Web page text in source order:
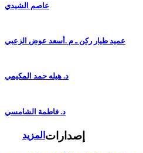
عاصم الشيدي
عميد طيار ركن ـ م .أسعد عوض الزعبي
د. هيله حمد المكيمي
د. فاطمة الشامسي
المزيد إصدارات